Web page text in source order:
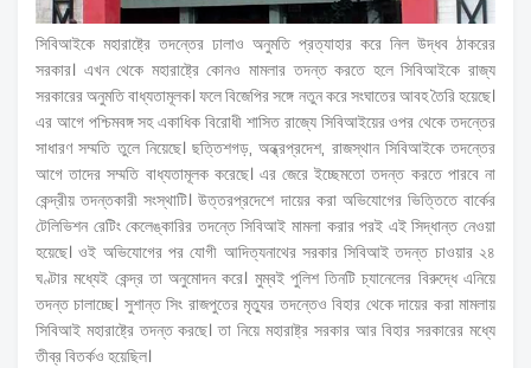
সিবিআইকে মহারাষ্ট্রে তদন্তের ঢালাও অনুমতি প্রত্যাহার করে নিল উদ্ধব ঠাকরের
সরকার। এখন থেকে মহারাষ্ট্রে কোনও মামলার তদন্ত করতে হলে সিবিআইকে রাজ্য
সরকারের অনুমতি বাধ্যতামূলক। ফলে বিজেপির সঙ্গে নতুন করে সংঘাতের আবহ তৈরি হয়েছে।
এর আগে পশ্চিমবঙ্গ সহ একাধিক বিরোধী শাসিত রাজ্যে সিবিআইয়ের ওপর থেকে তদন্তের
সাধারণ সম্মতি তুলে নিয়েছে। ছত্তিশগড়, অন্ধ্রপ্রদেশ, রাজস্থান সিবিআইকে তদন্তের
আগে তাদের সম্মতি বাধ্যতামূলক করেছে। এর জেরে ইচ্ছেমতো তদন্ত করতে পারবে না
কেন্দ্রীয় তদন্তকারী সংস্থাটি। উত্তরপ্রদেশে দায়ের করা অভিযোগের ভিত্তিতে বার্কের
টেলিভিশন রেটিং কেলেঙ্কারির তদন্তে সিবিআই মামলা করার পরই এই সিদ্ধান্ত নেওয়া
হয়েছে। ওই অভিযোগের পর যোগী আদিত্যনাথের সরকার সিবিআই তদন্ত চাওয়ার ২৪
ঘণ্টার মধ্যেই কেন্দ্র তা অনুমোদন করে। মুম্বই পুলিশ তিনটি চ্যানেলের বিরুদ্ধে এনিয়ে
তদন্ত চালাচ্ছে। সুশান্ত সিং রাজপুতের মৃত্যুর তদন্তেও বিহার থেকে দায়ের করা মামলায়
সিবিআই মহারাষ্ট্রে তদন্ত করছে। তা নিয়ে মহারাষ্ট্র সরকার আর বিহার সরকারের মধ্যে
তীব্র বিতর্কও হয়েছিল।